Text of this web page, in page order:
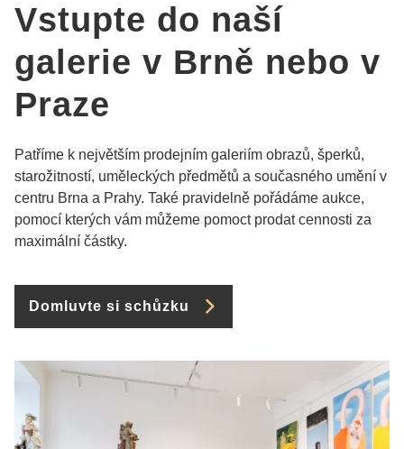
Vstupte do naší
galerie v Brně nebo v
Praze
Patříme k největším prodejním galeriím obrazů, šperků,
starožitností, uměleckých předmětů a současného umění v
centru Brna a Prahy. Také pravidelně pořádáme aukce,
pomocí kterých vám můžeme pomoct prodat cennosti za
maximální částky.
Domluvte si schůzku